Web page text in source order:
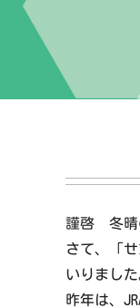
謹啓 冬晴
さて、「
いりました
昨年は、